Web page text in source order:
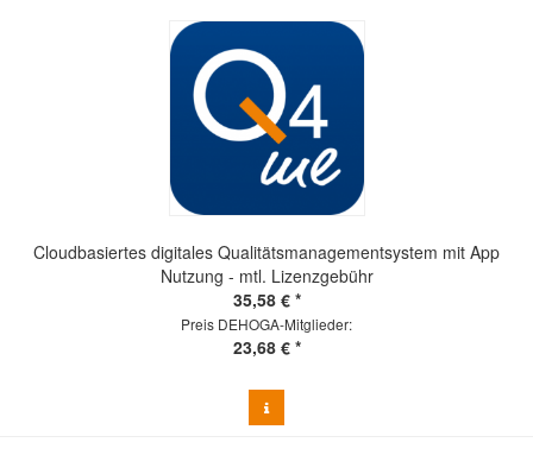
Cloudbasiertes digitales Qualitätsmanagementsystem mit App
Nutzung - mtl. Lizenzgebühr
35,58 € *
Preis DEHOGA-Mitglieder:
23,68 € *